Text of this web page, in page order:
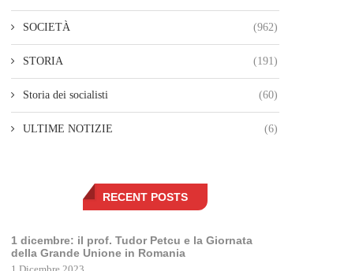
SOCIETÀ (962)
STORIA (191)
Storia dei socialisti (60)
ULTIME NOTIZIE (6)
RECENT POSTS
1 dicembre: il prof. Tudor Petcu e la Giornata
della Grande Unione in Romania